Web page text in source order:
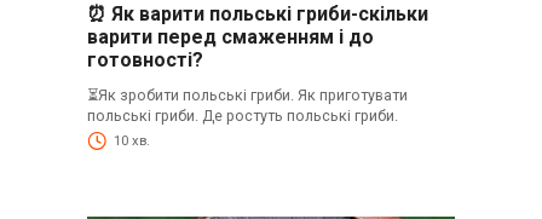
⏰ Як варити польські гриби-скільки
варити перед смаженням і до
готовності?
⏳Як зробити польські гриби. Як приготувати
польські гриби. Де ростуть польські гриби.
10 хв.